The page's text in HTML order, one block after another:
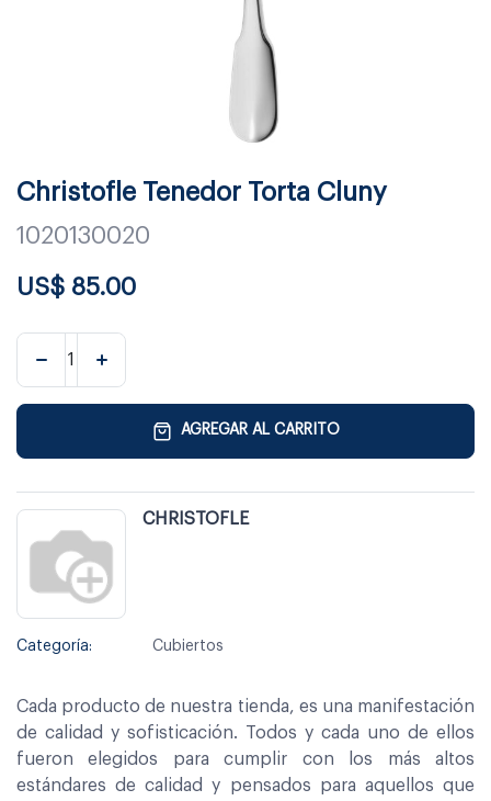
Christofle Tenedor Torta Cluny
1020130020
US$ 85.00
AGREGAR AL CARRITO
CHRISTOFLE
Categoría: Cubiertos
Cada producto de nuestra tienda, es una manifestación
de calidad y sofisticación. Todos y cada uno de ellos
fueron elegidos para cumplir con los más altos
estándares de calidad y pensados para aquellos que